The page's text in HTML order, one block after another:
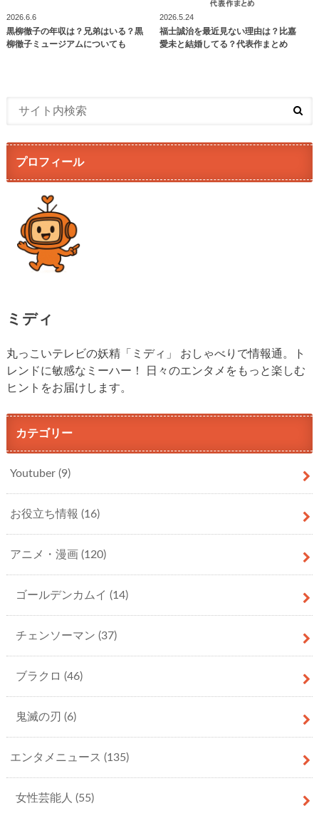
2026.6.6
黒柳徹子の年収は？兄弟はいる？黒
柳徹子ミュージアムについても
2026.5.24
福士誠治を最近見ない理由は？比嘉
愛未と結婚してる？代表作まとめ
プロフィール
ミディ
丸っこいテレビの妖精「ミディ」 おしゃべりで情報通。ト
レンドに敏感なミーハー！ 日々のエンタメをもっと楽しむ
ヒントをお届けします。
カテゴリー
Youtuber (9)
お役立ち情報 (16)
アニメ・漫画 (120)
ゴールデンカムイ (14)
チェンソーマン (37)
ブラクロ (46)
鬼滅の刃 (6)
エンタメニュース (135)
女性芸能人 (55)